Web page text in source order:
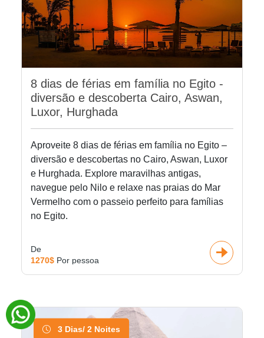
8 dias de férias em família no Egito -
diversão e descoberta Cairo, Aswan,
Luxor, Hurghada
Aproveite 8 dias de férias em família no Egito –
diversão e descobertas no Cairo, Aswan, Luxor
e Hurghada. Explore maravilhas antigas,
navegue pelo Nilo e relaxe nas praias do Mar
Vermelho com o passeio perfeito para famílias
no Egito.
De
1270$ Por pessoa
3 Dias/ 2 Noites